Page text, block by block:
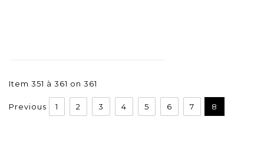
Item 351 à 361 on 361
Previous 1 2 3 4 5 6 7 8